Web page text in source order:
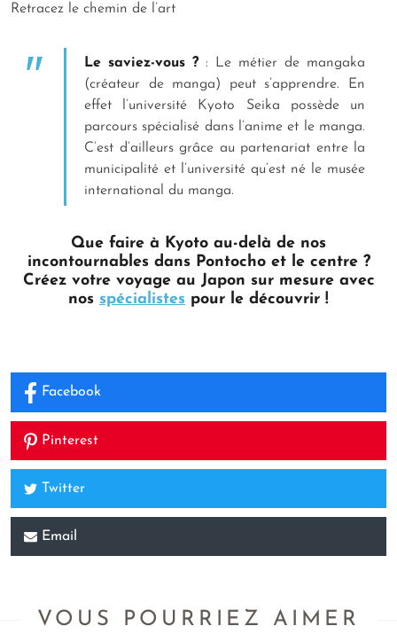
Retracez le chemin de l’art
Le saviez-vous ? : Le métier de mangaka
(créateur de manga) peut s’apprendre. En
effet l’université Kyoto Seika possède un
parcours spécialisé dans l’anime et le manga.
C’est d’ailleurs grâce au partenariat entre la
municipalité et l’université qu’est né le musée
international du manga.
Que faire à Kyoto au-delà de nos
incontournables dans Pontocho et le centre ?
Créez votre voyage au Japon sur mesure avec
nos spécialistes pour le découvrir !
Facebook
Pinterest
Twitter
Email
VOUS POURRIEZ AIMER